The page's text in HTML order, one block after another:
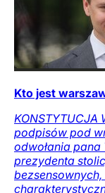
Kto jest
KONSTYTUCJA
podpisów pod
odwołania
prezydenta